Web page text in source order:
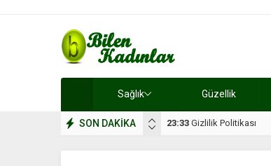
Sağlık Güzellik
SON DAKİKA 17:08 Dilan, düğününe 5